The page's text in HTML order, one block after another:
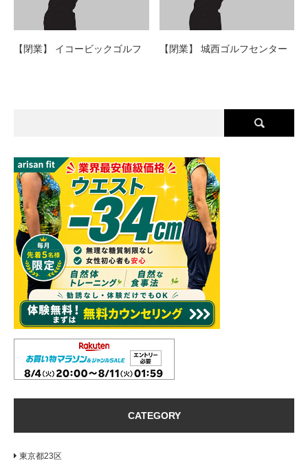
【閉業】 イコービックゴルフ 【閉業】 城西ゴルフセンター
CATEGORY
東京都23区